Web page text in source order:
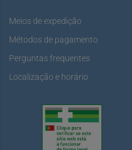
Meios de expedição
Métodos de pagamento
Perguntas frequentes
Localização e horário